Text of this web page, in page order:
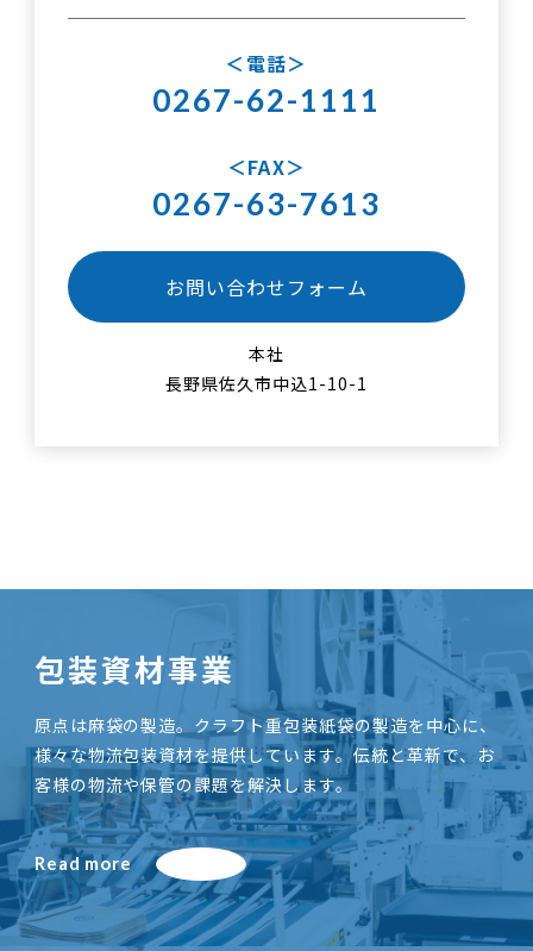
電話
0267-62-1111
FAX
0267-63-7613
お問い合わせフォーム
本社
長野県佐久市中込1-10-1
包装資材事業
原点は麻袋の製造。クラフト重包装紙袋の製造を中心に、
様々な物流包装資材を提供しています。伝統と革新で、お
客様の物流や保管の課題を解決します。
Read more